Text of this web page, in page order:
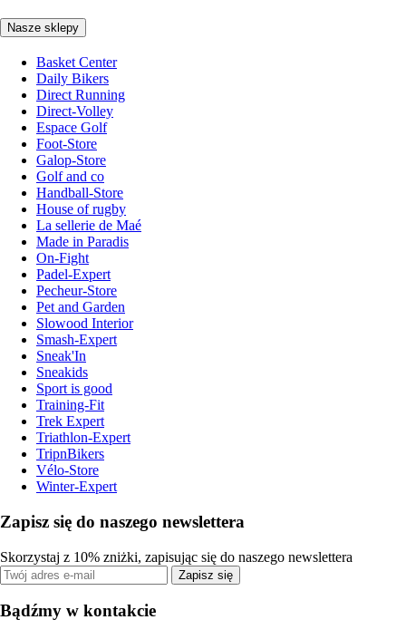
Nasze sklepy
Basket Center
Daily Bikers
Direct Running
Direct-Volley
Espace Golf
Foot-Store
Galop-Store
Golf and co
Handball-Store
House of rugby
La sellerie de Maé
Made in Paradis
On-Fight
Padel-Expert
Pecheur-Store
Pet and Garden
Slowood Interior
Smash-Expert
Sneak'In
Sneakids
Sport is good
Training-Fit
Trek Expert
Triathlon-Expert
TripnBikers
Vélo-Store
Winter-Expert
Zapisz się do naszego newslettera
Skorzystaj z 10% zniżki, zapisując się do naszego newslettera
Zapisz się
Bądźmy w kontakcie